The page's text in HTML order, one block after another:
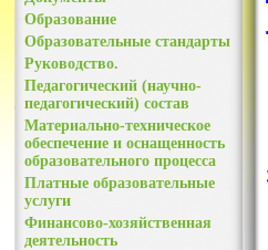
Образование
Образовательные стандарты
Руководство.
Педагогический (научно-
педагогический) состав
Материально-техническое
обеспечение и оснащенность
образовательного процесса
Платные образовательные
услуги
Финансово-хозяйственная
деятельность